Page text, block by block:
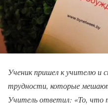
Ученик пришел к учителю и
трудности, которые
Учитель ответил: «То, что